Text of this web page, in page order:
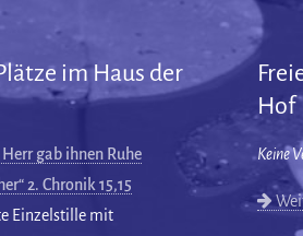
im Haus der
Herr gab ihnen Ruhe
2. Chronik 15,15
Einzelstille mit
Hof
Keine